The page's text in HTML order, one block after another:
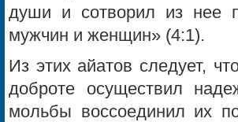
души и сотворил из нее
мужчин и женщин» (4:1).
Из этих айатов следует,
доброте осуществил
мольбы воссоединил их